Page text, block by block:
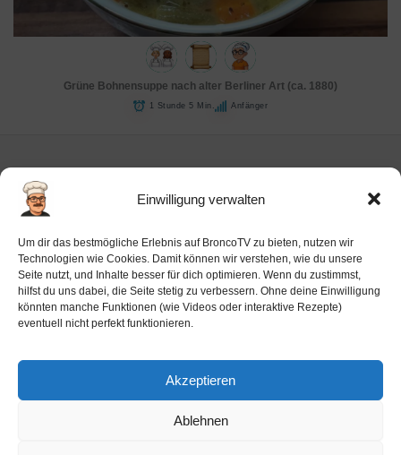
Einwilligung verwalten
Um dir das bestmögliche Erlebnis auf BroncoTV zu bieten, nutzen wir
Technologien wie Cookies. Damit können wir verstehen, wie du unsere
Seite nutzt, und Inhalte besser für dich optimieren. Wenn du zustimmst,
hilfst du uns dabei, die Seite stetig zu verbessern. Ohne deine Einwilligung
könnten manche Funktionen (wie Videos oder interaktive Rezepte)
eventuell nicht perfekt funktionieren.
Akzeptieren
Ablehnen
Grüne Bohnensuppe nach alter Berliner Art (ca. 1880)
1 Stunde 5 Min. Anfänger
Datenschutz-Haftung
Cookie-Richtlinie (EU)
Barrierefreiheit